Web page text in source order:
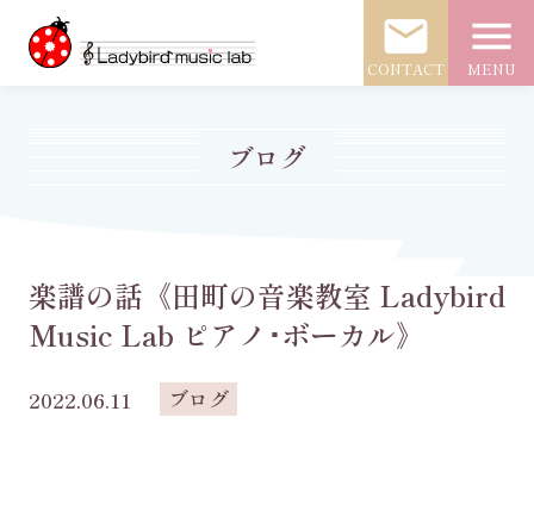
mail
CONTACT
menu
MENU
ブログ
楽譜の話《田町の音楽教室 Ladybird
Music Lab ピアノ･ボーカル》
2022.06.11 ブログ